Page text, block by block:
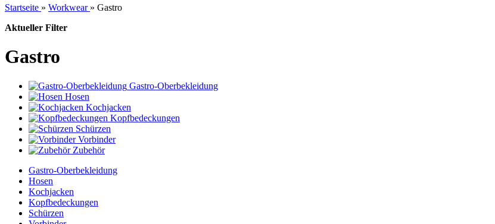
Startseite » Workwear » Gastro
Aktueller Filter
Gastro
Gastro-Oberbekleidung
Hosen
Kochjacken
Kopfbedeckungen
Schürzen
Vorbinder
Zubehör
Gastro-Oberbekleidung
Hosen
Kochjacken
Kopfbedeckungen
Schürzen